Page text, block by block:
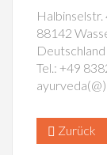
Halbinselstr.
88142
Deutschland
Tel.: +49
Zurück